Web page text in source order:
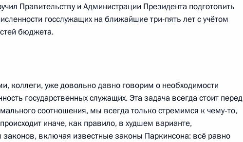
устойчивости агропромышленного
Московская область, Горки
1
на рассмотрение Народного Хурала
кандидатуру Алексея Орлова для
главы республики
Правительству и Администрации Президента подготовить
госслужащих на ближайшие три-пять лет с учётом
бюджета.
коллеги, уже довольно давно говорим о необходимости
государственных служащих. Эта задача всегда стоит перед
соотношения, мы всегда только стремимся к чему‑то,
иначе, как правило, в худшем варианте,
законов, включая известные законы Паркинсона: всё равно